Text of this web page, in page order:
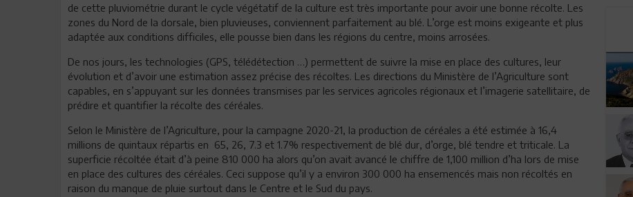
de cette pluviométrie durant le cycle végétatif de la culture est très importante pour avoir une bonne récolte. Les
zones du Nord de la dorsale, bien pluvieuses, conviennent parfaitement au blé. L’orge est moins exigeante et plus
adaptée aux conditions difficiles, elle pousse bien dans les régions du centre, moins arrosées.
De nos jours, les technologies (GPS, télédétection …) permettent de suivre la mise en place des cultures, leur
évolution et d’avoir une estimation assez précise des récoltes. Les directions du Ministère de l’Agriculture sont
capables, en s’appuyant sur les données transmises par les services agricoles régionaux et l’imagerie satellitaire, de
prédire et quantifier la récolte des céréales.
Selon le Ministère de l’Agriculture, pour la campagne 2020-21, la production de céréales a été estimée à 16,4
millions de quintaux répartis en 65, 26, 7.3 et 1.7% respectivement de blé dur, d’orge, blé tendre et triticale. La
superficie récoltée était d’à peine 810 000 ha alors qu’on avait avancé le chiffre de 1,100 million d’ha lors de mise
en place des cultures des céréales. Ceci suppose qu’il y a environ 300 000 ha ensemencés mais non récoltés en
raison du manque de pluie surtout dans le Centre et le Sud du pays.